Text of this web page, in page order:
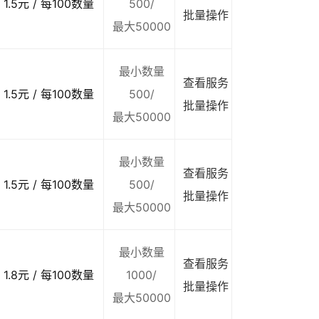
1.5元 / 每100数量
500/
最大50000
批量操作
1.5元 / 每100数量
最小数量
500/
最大50000
查看服务
批量操作
1.5元 / 每100数量
最小数量
500/
最大50000
查看服务
批量操作
1.8元 / 每100数量
最小数量
1000/
最大50000
查看服务
批量操作